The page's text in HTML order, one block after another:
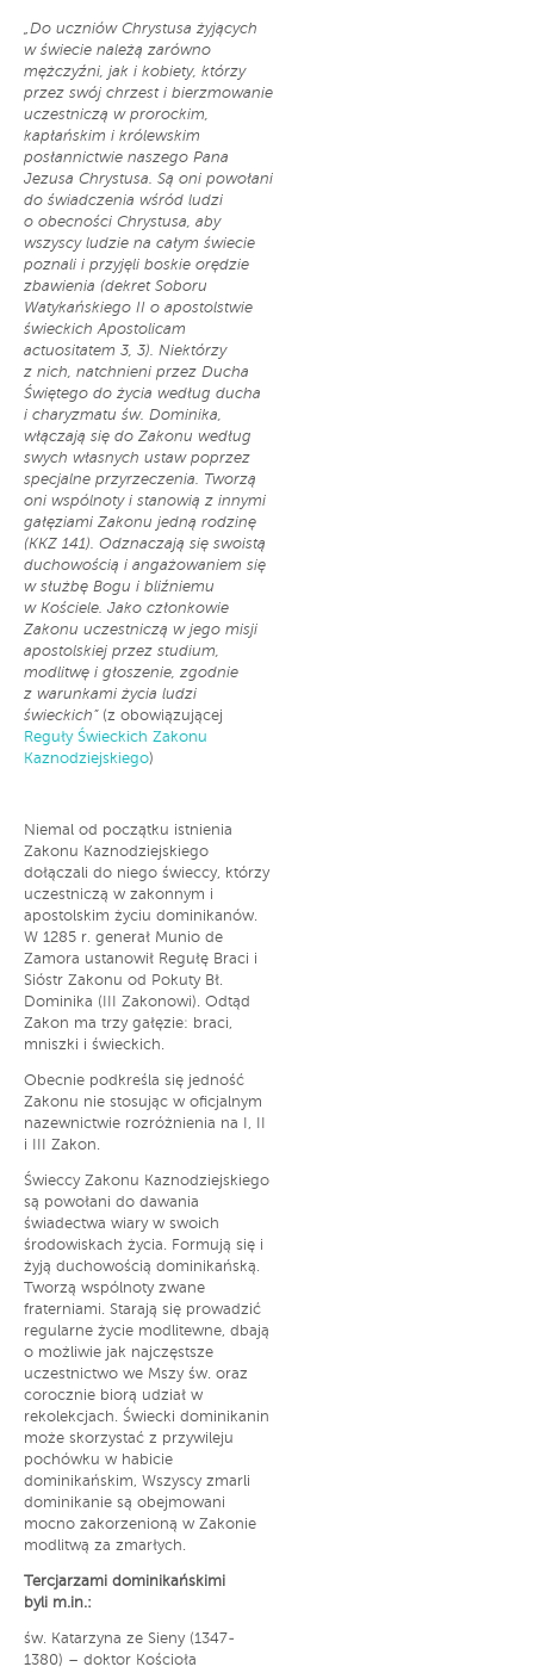
„Do uczniów Chrystusa żyjących
w świecie należą zarówno
mężczyźni, jak i kobiety, którzy
przez swój chrzest i bierzmowanie
uczestniczą w prorockim,
kapłańskim i królewskim
posłannictwie naszego Pana
Jezusa Chrystusa. Są oni powołani
do świadczenia wśród ludzi
o obecności Chrystusa, aby
wszyscy ludzie na całym świecie
poznali i przyjęli boskie orędzie
zbawienia (dekret Soboru
Watykańskiego II o apostolstwie
świeckich Apostolicam
actuositatem 3, 3). Niektórzy
z nich, natchnieni przez Ducha
Świętego do życia według ducha
i charyzmatu św. Dominika,
włączają się do Zakonu według
swych własnych ustaw poprzez
specjalne przyrzeczenia. Tworzą
oni wspólnoty i stanowią z innymi
gałęziami Zakonu jedną rodzinę
(KKZ 141). Odznaczają się swoistą
duchowością i angażowaniem się
w służbę Bogu i bliźniemu
w Kościele. Jako członkowie
Zakonu uczestniczą w jego misji
apostolskiej przez studium,
modlitwę i głoszenie, zgodnie
z warunkami życia ludzi
świeckich”(z obowiązującej
Reguły Świeckich Zakonu
Kaznodziejskiego)
Niemal od początku istnienia
Zakonu Kaznodziejskiego
dołączali do niego świeccy, którzy
uczestniczą w zakonnym i
apostolskim życiu dominikanów.
W 1285 r. generał Munio de
Zamora ustanowił Regułę Braci i
Sióstr Zakonu od Pokuty Bł.
Dominika (III Zakonowi). Odtąd
Zakon ma trzy gałęzie: braci,
mniszki i świeckich.
Obecnie podkreśla się jedność
Zakonu nie stosując w oficjalnym
nazewnictwie rozróżnienia na I, II
i III Zakon.
Świeccy Zakonu Kaznodziejskiego
są powołani do dawania
świadectwa wiary w swoich
środowiskach życia. Formują się i
żyją duchowością dominikańską.
Tworzą wspólnoty zwane
fraterniami. Starają się prowadzić
regularne życie modlitewne, dbają
o możliwie jak najczęstsze
uczestnictwo we Mszy św. oraz
corocznie biorą udział w
rekolekcjach. Świecki dominikanin
może skorzystać z przywileju
pochówku w habicie
dominikańskim, Wszyscy zmarli
dominikanie są obejmowani
mocno zakorzenioną w Zakonie
modlitwą za zmarłych.
Tercjarzami dominikańskimi
byli m.in.:
św. Katarzyna ze Sieny (1347-
1380) – doktor Kościoła